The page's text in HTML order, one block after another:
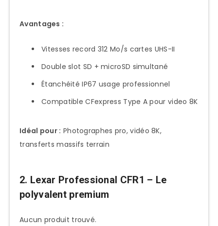
Avantages :
Vitesses record 312 Mo/s cartes UHS-II
Double slot SD + microSD simultané
Étanchéité IP67 usage professionnel
Compatible CFexpress Type A pour video 8K
Idéal pour : Photographes pro, vidéo 8K,
transferts massifs terrain
2. Lexar Professional CFR1 – Le
polyvalent premium
Aucun produit trouvé.